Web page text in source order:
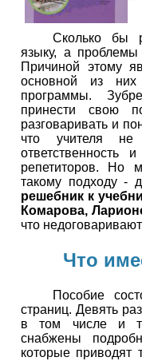
Сколько бы
языку, а
Причиной этому
основной из них
программы.
принести свою
разговаривать и
что учителя
ответственность
репетиторов. Но
такому подходу -
решебник к
Комарова,
что
Что
Пособие
страниц. Девять
в том числе и
снабжены
которые приводят